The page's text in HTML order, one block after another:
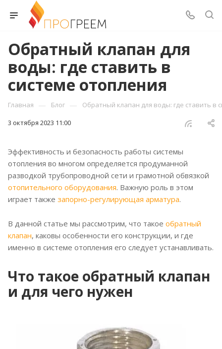
Обратный клапан для
воды: где ставить в
системе отопления
Главная — Блог —
Обратный клапан для воды: где ставить в
3 октября 2023 11:00
Эффективность и безопасность работы системы
отопления во многом определяется продуманной
разводкой трубопроводной сети и грамотной обвязкой
отопительного оборудования. Важную роль в этом
играет также запорно-регулирующая арматура.
В данной статье мы рассмотрим, что такое обратный
клапан, каковы особенности его конструкции, и где
именно в системе отопления его следует устанавливать.
Что такое обратный клапан
и для чего нужен